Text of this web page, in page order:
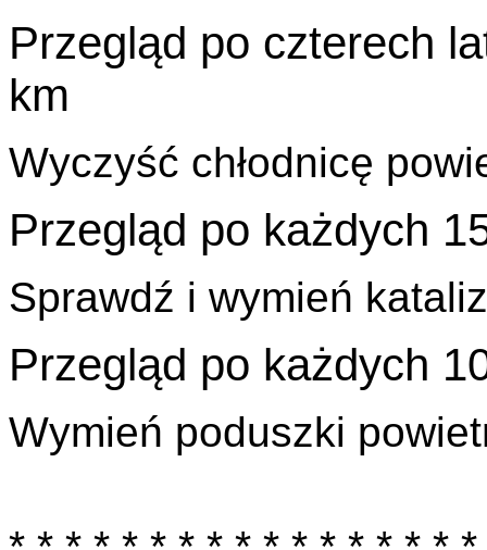
Przegląd po czterech
km
Wyczyść chłodnicę
Przegląd po każdych
Sprawdź i wymień
Przegląd po każdych
Wymień poduszki